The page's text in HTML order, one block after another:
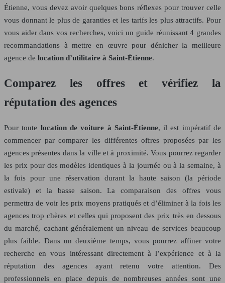
Étienne, vous devez avoir quelques bons réflexes pour trouver celle
vous donnant le plus de garanties et les tarifs les plus attractifs. Pour
vous aider dans vos recherches, voici un guide réunissant 4 grandes
recommandations à mettre en œuvre pour dénicher la meilleure
agence de location d’utilitaire à Saint-Étienne.
Comparez les offres et vérifiez la
réputation des agences
Pour toute location de voiture à Saint-Étienne, il est impératif de
commencer par comparer les différentes offres proposées par les
agences présentes dans la ville et à proximité. Vous pourrez regarder
les prix pour des modèles identiques à la journée ou à la semaine, à
la fois pour une réservation durant la haute saison (la période
estivale) et la basse saison. La comparaison des offres vous
permettra de voir les prix moyens pratiqués et d’éliminer à la fois les
agences trop chères et celles qui proposent des prix très en dessous
du marché, cachant généralement un niveau de services beaucoup
plus faible. Dans un deuxième temps, vous pourrez affiner votre
recherche en vous intéressant directement à l’expérience et à la
réputation des agences ayant retenu votre attention. Des
professionnels en place depuis de nombreuses années sont une